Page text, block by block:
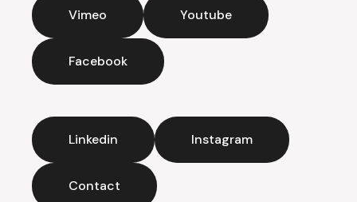
Vimeo Youtube
Facebook
Linkedin Instagram
Contact